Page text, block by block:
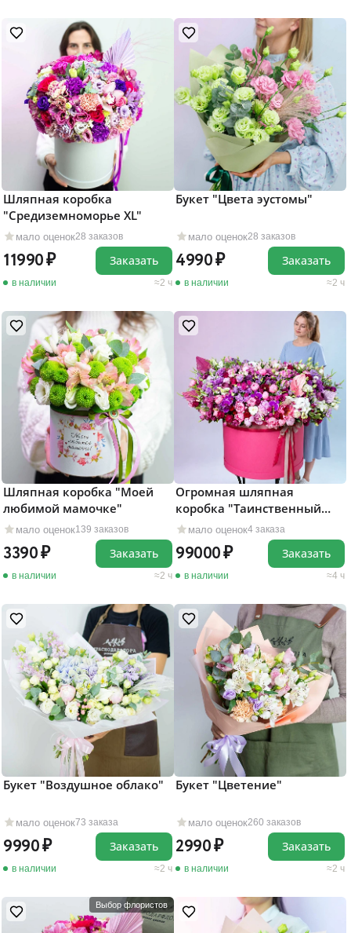
мало оценок28 заказов
Шляпная коробка
"Средиземноморье XL"
11990
в наличии 2 ч
Заказать
мало оценок28 заказов
Букет "Цвета эустомы"
4990
в наличии 2 ч
Заказать
мало оценок139 заказов
Шляпная коробка "Моей
любимой мамочке"
3390
в наличии 2 ч
Заказать
мало оценок4 заказа
Огромная шляпная
коробка "Таинственный
сад"
99000
в наличии 4 ч
Заказать
мало оценок73 заказа
Букет "Воздушное облако"
9990
в наличии 2 ч
Заказать
мало оценок260 заказов
Букет "Цветение"
2990
в наличии 2 ч
Заказать
Выбор флористов